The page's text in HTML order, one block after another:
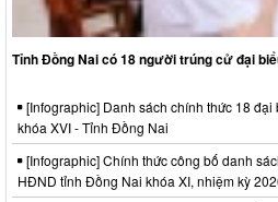
Tỉnh Đồng Nai có 18 người trúng cử đại
[Infographic] Danh sách chính thức 18
khóa XVI - Tỉnh Đồng Nai
[Infographic] Chính thức công bố danh
HĐND tỉnh Đồng Nai khóa XI, nhiệm kỳ